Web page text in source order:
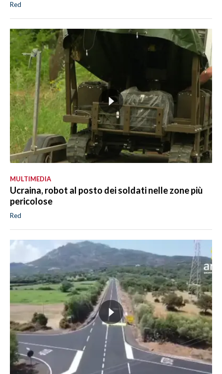
Red
MULTIMEDIA
Ucraina, robot al posto dei soldati nelle zone più
pericolose
Red